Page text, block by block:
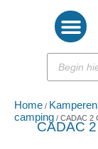
Home / Kamperen
camping / CADAC 2
CADAC